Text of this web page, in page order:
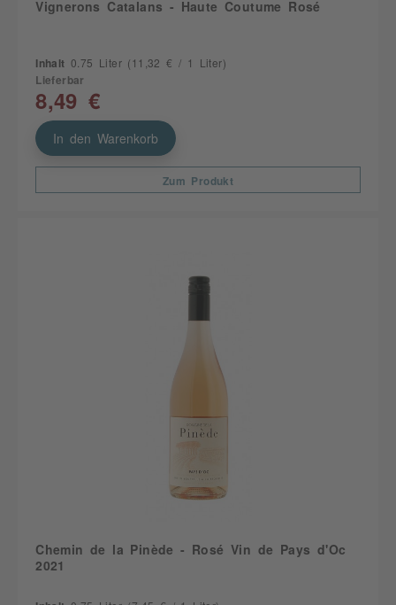
Vignerons Catalans - Haute Coutume Rosé
Inhalt 0.75 Liter (11,32 € / 1 Liter)
Lieferbar
8,49 €
In den Warenkorb
Zum Produkt
Chemin de la Pinède - Rosé Vin de Pays d'Oc
2021